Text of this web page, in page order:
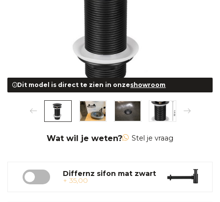
Dit model is direct te zien in onzeshowroom
Wat wil je weten? Stel je vraag
Differnz sifon mat zwart
+ 35,00